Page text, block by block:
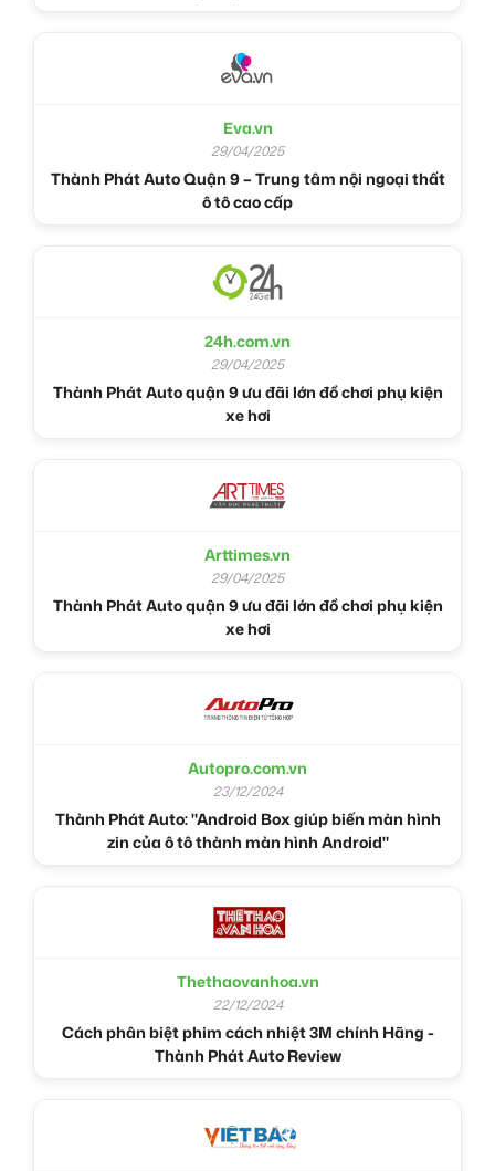
Eva.vn
29/04/2025
Thành Phát Auto Quận 9 – Trung tâm nội ngoại thất
ô tô cao cấp
24h.com.vn
29/04/2025
Thành Phát Auto quận 9 ưu đãi lớn đồ chơi phụ kiện
xe hơi
Arttimes.vn
29/04/2025
Thành Phát Auto quận 9 ưu đãi lớn đồ chơi phụ kiện
xe hơi
Autopro.com.vn
23/12/2024
Thành Phát Auto: "Android Box giúp biến màn hình
zin của ô tô thành màn hình Android"
Thethaovanhoa.vn
22/12/2024
Cách phân biệt phim cách nhiệt 3M chính Hãng -
Thành Phát Auto Review